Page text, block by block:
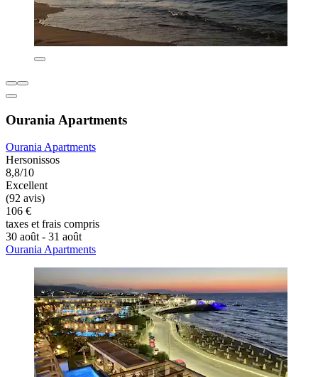
Ourania Apartments
Ourania Apartments
Hersonissos
8,8/10
Excellent
(92 avis)
106 €
taxes et frais compris
30 août - 31 août
Ourania Apartments